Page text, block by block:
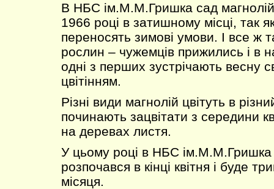
В НБС ім.М.М.Гришка сад
1966 році в затишному місці, так
переносять зимові умови. І все ж
рослин – чужемців прижились і в
одні з перших зустрічають весну
цвітінням.
Різні види магнолій цвітуть в
починають зацвітати з середини
на деревах листя.
У цьому році в НБС ім.М.М.Гришка
розпочався в кінці квітня і буде
місяця.